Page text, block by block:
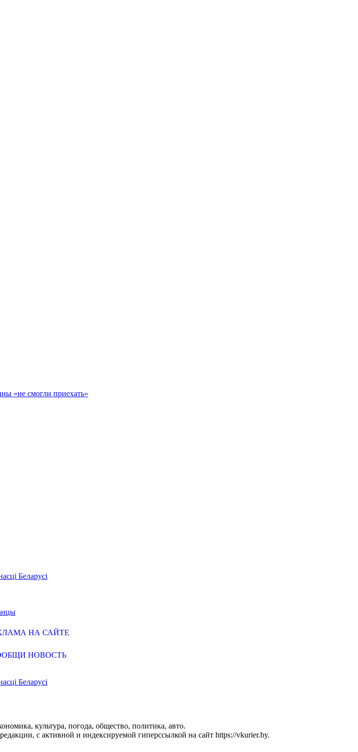
«не смогли приехать»
Беларусі
НА САЙТЕ
НОВОСТЬ
Беларусі
культура, погода, общество, политика, авто.
с активной и индексируемой гиперссылкой на сайт https://vkurier.by.